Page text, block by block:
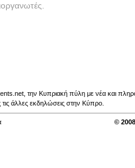
την Κυπριακή πύλη με νέα και
τις άλλες εκδηλώσεις στην Κύπρο.
©